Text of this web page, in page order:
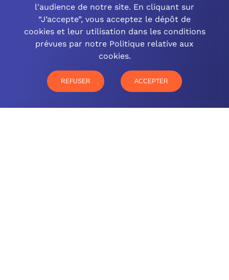
OCINEO GRAND EST
77 rue Paul Douce – 51480 Damery
CONTACTEZ-NOUS
l'audience de notre site. En cliquant sur
“J’accepte”, vous acceptez le dépôt de
cookies et leur utilisation dans les conditions
prévues par notre Politique relative aux
cookies.
REFUSER ACCEPTER